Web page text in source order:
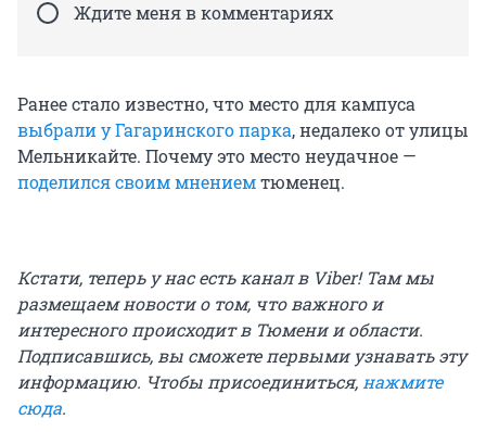
Ждите меня в комментариях
Ранее стало известно, что место для кампуса
выбрали у Гагаринского парка, недалеко от улицы
Мельникайте. Почему это место неудачное —
поделился своим мнениемтюменец.
Кстати, теперь у нас есть канал в Viber! Там мы
размещаем новости о том, что важного и
интересного происходит в Тюмени и области.
Подписавшись, вы сможете первыми узнавать эту
информацию. Чтобы присоединиться,нажмите
сюда.